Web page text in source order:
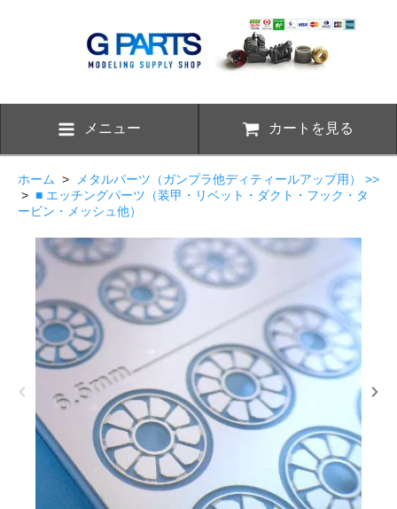
メニュー カートを見る
ホーム >
メタルパーツ（ガンプラ他ディティールアップ用） >>
> ■ エッチングパーツ（装甲・リベット・ダクト・フック・タ
ービン・メッシュ他）